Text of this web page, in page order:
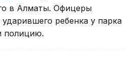
в Алматы. Офицеры
ребенка у парка
полицию.